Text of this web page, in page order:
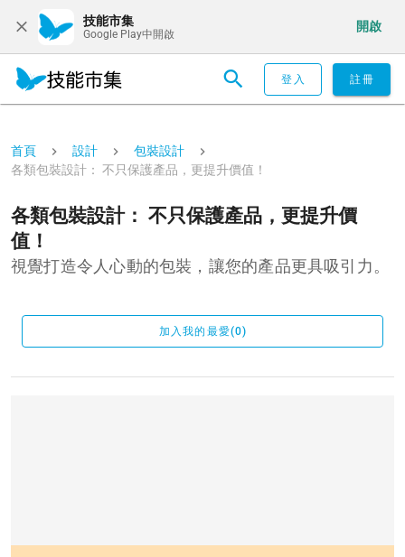
技能市集
Google Play中開啟
開啟
登入 註冊
首頁 設計
包裝設計
各類包裝設計： 不只保護產品，更提升價值！
各類包裝設計： 不只保護產品，更提升價
值！
視覺打造令人心動的包裝，讓您的產品更具吸引力。
加入我的最愛(0)